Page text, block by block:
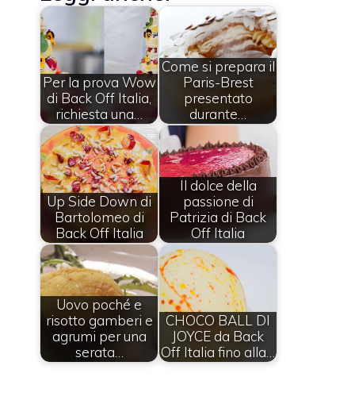
Per la prova Wow
di Back Off Italia,
richiesta una…
Come si prepara il
Paris-Brest
presentato
durante…
Up Side Down di
Bartolomeo di
Back Off Italia
Il dolce della
passione di
Patrizia di Back
Off Italia
Uovo poché e
risotto gamberi e
agrumi per una
serata…
CHOCO BALL DI
JOYCE da Back
Off Italia fino alla…